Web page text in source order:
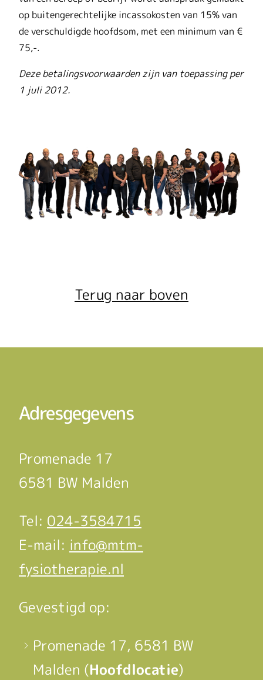
op buitengerechtelijke incassokosten van 15% van
de verschuldigde hoofdsom, met een minimum van €
75,-.
Deze betalingsvoorwaarden zijn van toepassing per
1 juli 2012.
Terug naar boven
Adresgegevens
Promenade 17
6581 BW Malden
Tel: 024-3584715
E-mail: info@mtm-
fysiotherapie.nl
Gevestigd op:
Promenade 17, 6581 BW
Malden (Hoofdlocatie)